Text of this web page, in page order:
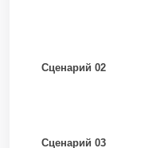
Сценарий 02
Сценарий 03